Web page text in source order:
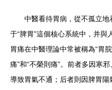
中醫看待胃病，從不孤立
于“脾胃”這個核心系統中，并與
胃痛在中醫理論中常被稱為“胃
痛”和“不榮則痛”。前者多因寒
導致胃氣不通；后者則因脾胃